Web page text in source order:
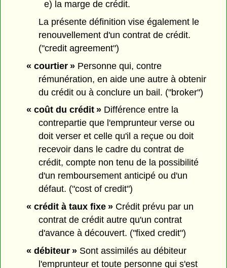
e) la marge de crédit.
La présente définition vise également le
renouvellement d'un contrat de crédit.
("credit agreement")
« courtier »Personne qui, contre
rémunération, en aide une autre à obtenir
du crédit ou à conclure un bail. ("broker")
« coût du crédit »Différence entre la
contrepartie que l'emprunteur verse ou
doit verser et celle qu'il a reçue ou doit
recevoir dans le cadre du contrat de
crédit, compte non tenu de la possibilité
d'un remboursement anticipé ou d'un
défaut. ("cost of credit")
« crédit à taux fixe »Crédit prévu par un
contrat de crédit autre qu'un contrat
d'avance à découvert. ("fixed credit")
« débiteur »Sont assimilés au débiteur
l'emprunteur et toute personne qui s'est